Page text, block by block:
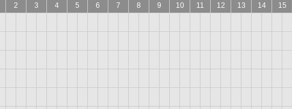
2 3 4 5 6 7 8 9 10 11 12 13 14 15